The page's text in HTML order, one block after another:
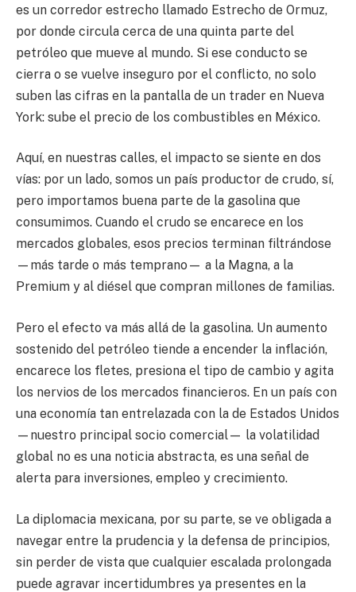
es un corredor estrecho llamado Estrecho de Ormuz,
por donde circula cerca de una quinta parte del
petróleo que mueve al mundo. Si ese conducto se
cierra o se vuelve inseguro por el conflicto, no solo
suben las cifras en la pantalla de un trader en Nueva
York: sube el precio de los combustibles en México.
Aquí, en nuestras calles, el impacto se siente en dos
vías: por un lado, somos un país productor de crudo, sí,
pero importamos buena parte de la gasolina que
consumimos. Cuando el crudo se encarece en los
mercados globales, esos precios terminan filtrándose
—más tarde o más temprano— a la Magna, a la
Premium y al diésel que compran millones de familias.
Pero el efecto va más allá de la gasolina. Un aumento
sostenido del petróleo tiende a encender la inflación,
encarece los fletes, presiona el tipo de cambio y agita
los nervios de los mercados financieros. En un país con
una economía tan entrelazada con la de Estados Unidos
—nuestro principal socio comercial— la volatilidad
global no es una noticia abstracta, es una señal de
alerta para inversiones, empleo y crecimiento.
La diplomacia mexicana, por su parte, se ve obligada a
navegar entre la prudencia y la defensa de principios,
sin perder de vista que cualquier escalada prolongada
puede agravar incertidumbres ya presentes en la